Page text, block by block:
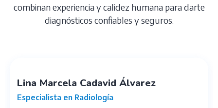
combinan experiencia y calidez humana para darte
diagnósticos confiables y seguros.
Lina Marcela Cadavid Álvarez
Especialista en Radiología